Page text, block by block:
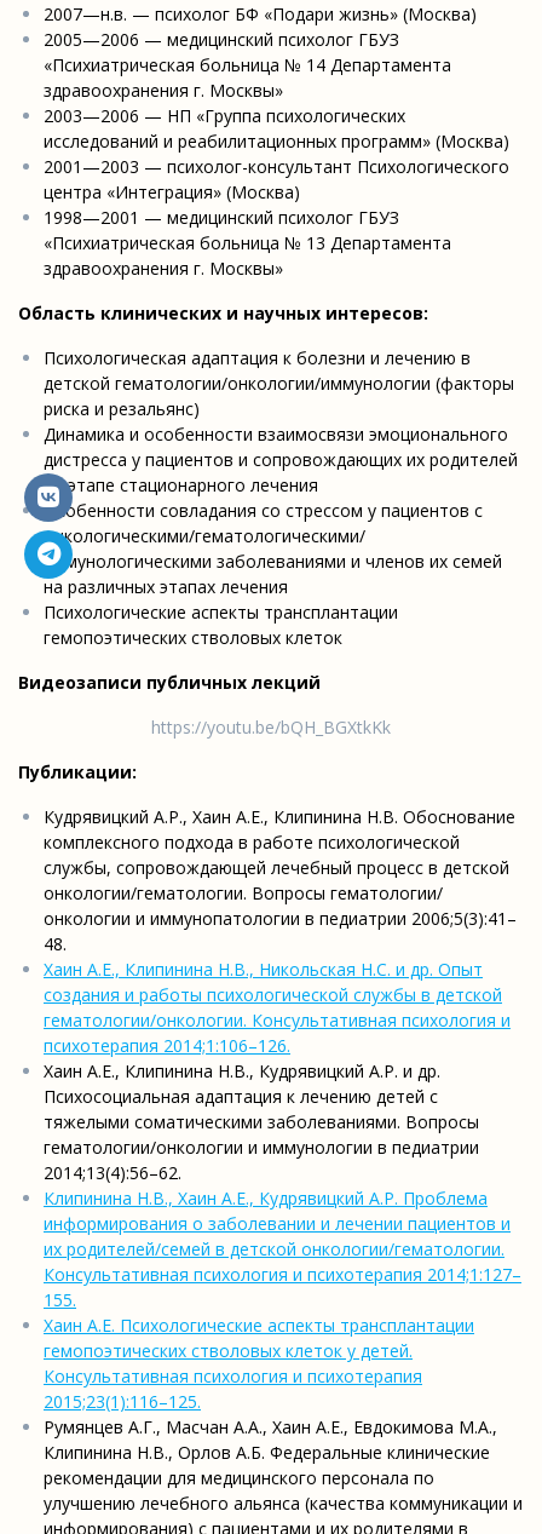
2007—н.в. — психолог БФ «Подари жизнь» (Москва)
2005—2006 — медицинский психолог ГБУЗ
«Психиатрическая больница № 14 Департамента
здравоохранения г. Москвы»
2003—2006 — НП «Группа психологических
исследований и реабилитационных программ» (Москва)
2001—2003 — психолог-консультант Психологического
центра «Интеграция» (Москва)
1998—2001 — медицинский психолог ГБУЗ
«Психиатрическая больница № 13 Департамента
здравоохранения г. Москвы»
Область клинических и научных интересов:
Психологическая адаптация к болезни и лечению в
детской гематологии/онкологии/иммунологии (факторы
риска и резальянс)
Динамика и особенности взаимосвязи эмоционального
дистресса у пациентов и сопровождающих их родителей
на этапе стационарного лечения
Особенности совладания со стрессом у пациентов с
онкологическими/гематологическими/
иммунологическими заболеваниями и членов их семей
на различных этапах лечения
Психологические аспекты трансплантации
гемопоэтических стволовых клеток
Видеозаписи публичных лекций
https://youtu.be/bQH_BGXtkKk
Публикации:
Кудрявицкий А.Р., Хаин А.Е., Клипинина Н.В. Обоснование
комплексного подхода в работе психологической
службы, сопровождающей лечебный процесс в детской
онкологии/гематологии. Вопросы гематологии/
онкологии и иммунопатологии в педиатрии 2006;5(3):41–
48.
Хаин А.Е., Клипинина Н.В., Никольская Н.С. и др. Опыт
создания и работы психологической службы в детской
гематологии/онкологии. Консультативная психология и
психотерапия 2014;1:106–126.
Хаин А.Е., Клипинина Н.В., Кудрявицкий А.Р. и др.
Психосоциальная адаптация к лечению детей с
тяжелыми соматическими заболеваниями. Вопросы
гематологии/онкологии и иммунологии в педиатрии
2014;13(4):56–62.
Клипинина Н.В., Хаин А.Е., Кудрявицкий А.Р. Проблема
информирования о заболевании и лечении пациентов и
их родителей/семей в детской онкологии/гематологии.
Консультативная психология и психотерапия 2014;1:127–
155.
Хаин А.Е. Психологические аспекты трансплантации
гемопоэтических стволовых клеток у детей.
Консультативная психология и психотерапия
2015;23(1):116–125.
Румянцев А.Г., Масчан А.А., Хаин А.Е., Евдокимова М.А.,
Клипинина Н.В., Орлов А.Б. Федеральные клинические
рекомендации для медицинского персонала по
улучшению лечебного альянса (качества коммуникации и
информирования) с пациентами и их родителями в